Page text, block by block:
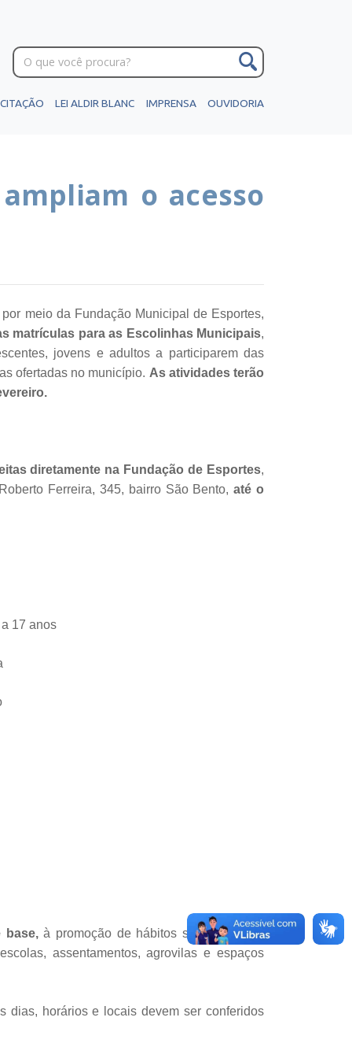
LEI ALDIR BLANC IMPRENSA OUVIDORIA
o acesso
meio da Fundação Municipal de Esportes,
matrículas para as Escolinhas Municipais,
jovens e adultos a participarem das
ofertadas no município. As atividades terão
diretamente na Fundação de Esportes,
Ferreira, 345, bairro São Bento,até o
17 anos
base,à promoção de hábitos saudáveis e à
assentamentos, agrovilas e espaços
dias, horários e locais devem ser conferidos